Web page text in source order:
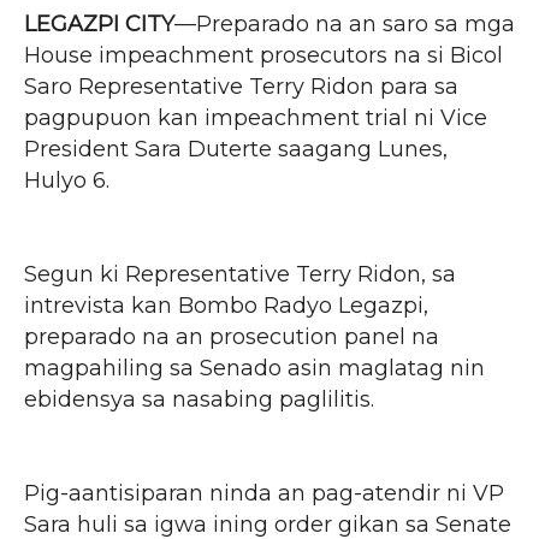
LEGAZPI CITY—Preparado na an saro sa mga
House impeachment prosecutors na si Bicol
Saro Representative Terry Ridon para sa
pagpupuon kan impeachment trial ni Vice
President Sara Duterte saagang Lunes,
Hulyo 6.
Segun ki Representative Terry Ridon, sa
intrevista kan Bombo Radyo Legazpi,
preparado na an prosecution panel na
magpahiling sa Senado asin maglatag nin
ebidensya sa nasabing paglilitis.
Pig-aantisiparan ninda an pag-atendir ni VP
Sara huli sa igwa ining order gikan sa Senate